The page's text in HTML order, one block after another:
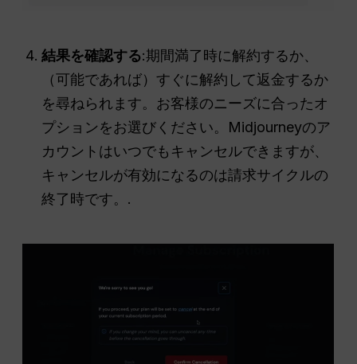
結果を確認する:期間満了時に解約するか、
（可能であれば）すぐに解約して返金するか
を尋ねられます。お客様のニーズに合ったオ
プションをお選びください。Midjourneyのア
カウントはいつでもキャンセルできますが、
キャンセルが有効になるのは請求サイクルの
終了時です。.